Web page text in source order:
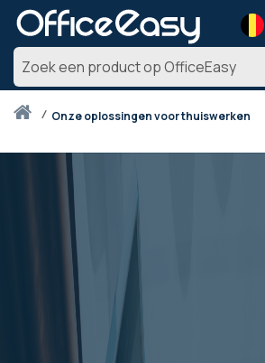
Taal
Thuisonze oplossingen voor thuiswerken